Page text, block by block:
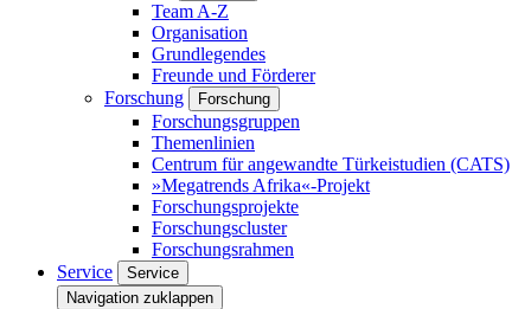
Team A-Z
Organisation
Grundlegendes
Freunde und Förderer
Forschung
Forschung
Forschungsgruppen
Themenlinien
Centrum für angewandte Türkeistudien (CATS)
»Megatrends Afrika«-Projekt
Forschungsprojekte
Forschungscluster
Forschungsrahmen
Service
Service
Navigation zuklappen